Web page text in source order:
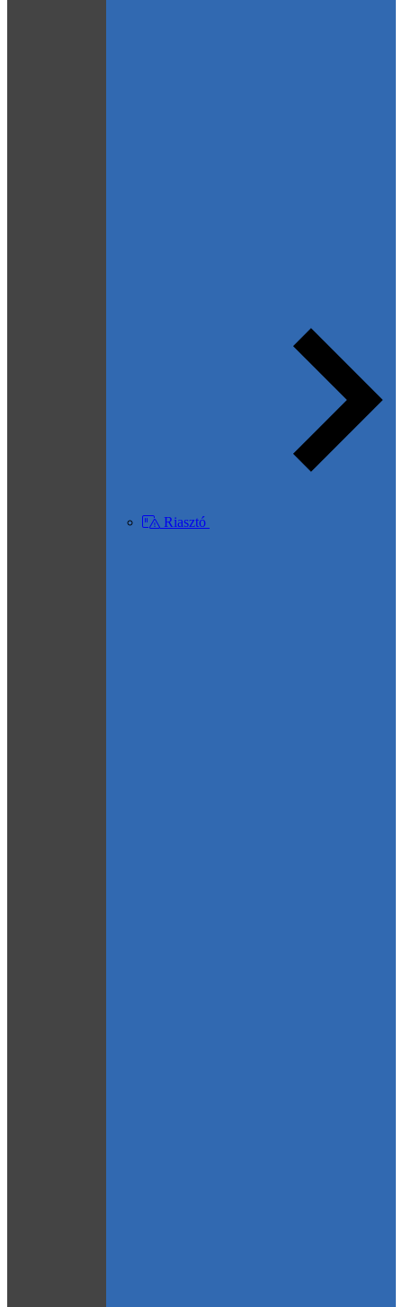
Riasztó